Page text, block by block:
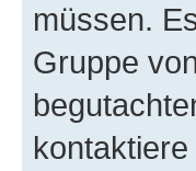
müssen.
Gruppe